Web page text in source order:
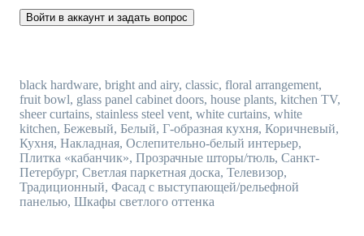
Войти в аккаунт и задать вопрос
black hardware, bright and airy, classic, floral arrangement,
fruit bowl, glass panel cabinet doors, house plants, kitchen TV,
sheer curtains, stainless steel vent, white curtains, white
kitchen, Бежевый, Белый, Г-образная кухня, Коричневый,
Кухня, Накладная, Ослепительно-белый интерьер,
Плитка «кабанчик», Прозрачные шторы/тюль, Санкт-
Петербург, Светлая паркетная доска, Телевизор,
Традиционный, Фасад с выступающей/рельефной
панелью, Шкафы светлого оттенка